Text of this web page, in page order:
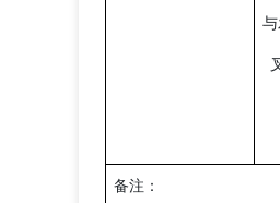
备注：